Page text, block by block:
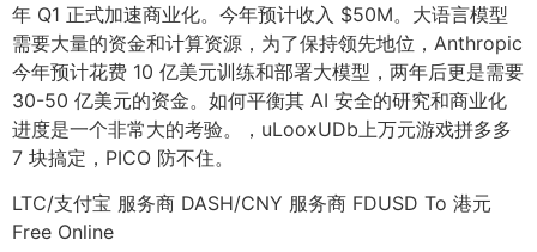
年 Q1 正式加速商业化。今年预计收入 $50M。大语言模型
需要大量的资金和计算资源，为了保持领先地位，Anthropic
今年预计花费 10 亿美元训练和部署大模型，两年后更是需要
30-50 亿美元的资金。如何平衡其 AI 安全的研究和商业化
进度是一个非常大的考验。，uLooxUDb上万元游戏拼多多
7 块搞定，PICO 防不住。
LTC/支付宝 服务商 DASH/CNY 服务商 FDUSD To 港元
Free Online